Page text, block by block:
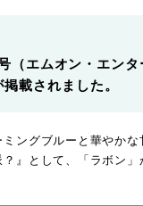
エムオン・エンタ
載されました。
ミングブルーと華やか
』として、「ラボン」